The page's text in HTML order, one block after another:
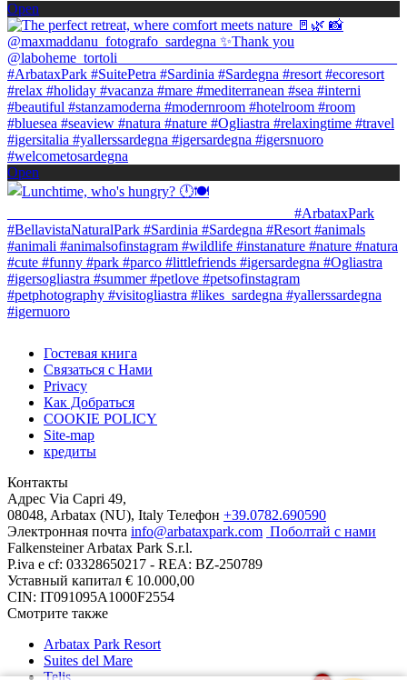
Open
Open
Гостевая книга
Связаться c Нами
Privacy
Как Добраться
COOKIE POLICY
Site-map
кредиты
Контакты
Адрес Via Capri 49,
08048, Arbatax (NU), Italy Телефон +39.0782.690590
Электронная почта info@arbataxpark.com Поболтай с нами
Falkensteiner Arbatax Park S.r.l.
P.iva e cf: 03328650217 - REA: BZ-250789
Уставный капитал € 10.000,00
CIN: IT091095A1000F2554
Смотрите также
Arbatax Park Resort
Suites del Mare